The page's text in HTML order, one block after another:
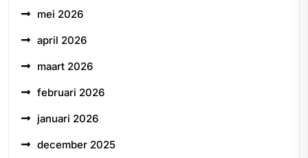
mei 2026
april 2026
maart 2026
februari 2026
januari 2026
december 2025